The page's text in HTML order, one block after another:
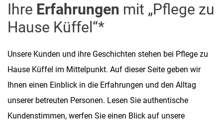
Ihre Erfahrungen mit „Pflege zu
Hause Küffel“*
Unsere Kunden und ihre Geschichten stehen bei Pflege zu
Hause Küffel im Mittelpunkt. Auf dieser Seite geben wir
Ihnen einen Einblick in die Erfahrungen und den Alltag
unserer betreuten Personen. Lesen Sie authentische
Kundenstimmen, werfen Sie einen Blick auf unsere